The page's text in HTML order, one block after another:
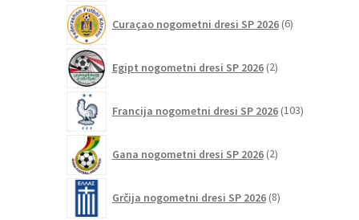
Curaçao nogometni dresi SP 2026 6izdelkov
Egipt nogometni dresi SP 2026 2izdelka
Francija nogometni dresi SP 2026 103izdelki
Gana nogometni dresi SP 2026 2izdelka
Grčija nogometni dresi SP 2026 8izdelkov